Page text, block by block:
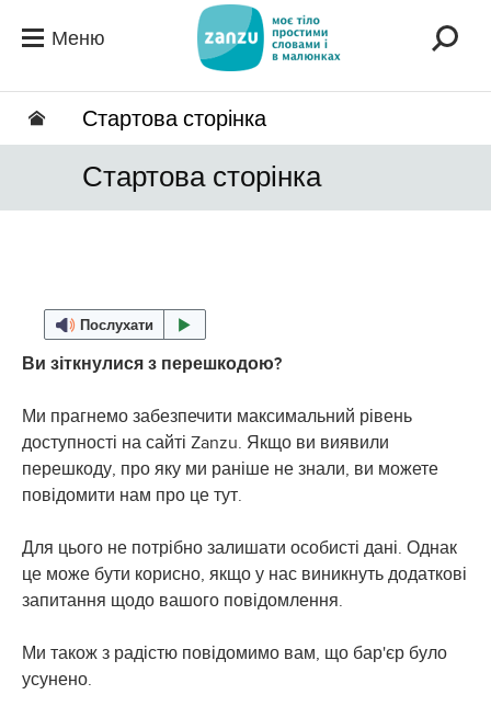
Меню
Стартова сторінка
Стартова сторінка
Послухати
Ви зіткнулися з перешкодою?
Ми прагнемо забезпечити максимальний рівень
доступності на сайті Zanzu. Якщо ви виявили
перешкоду, про яку ми раніше не знали, ви можете
повідомити нам про це тут.
Для цього не потрібно залишати особисті дані. Однак
це може бути корисно, якщо у нас виникнуть додаткові
запитання щодо вашого повідомлення.
Ми також з радістю повідомимо вам, що бар'єр було
усунено.